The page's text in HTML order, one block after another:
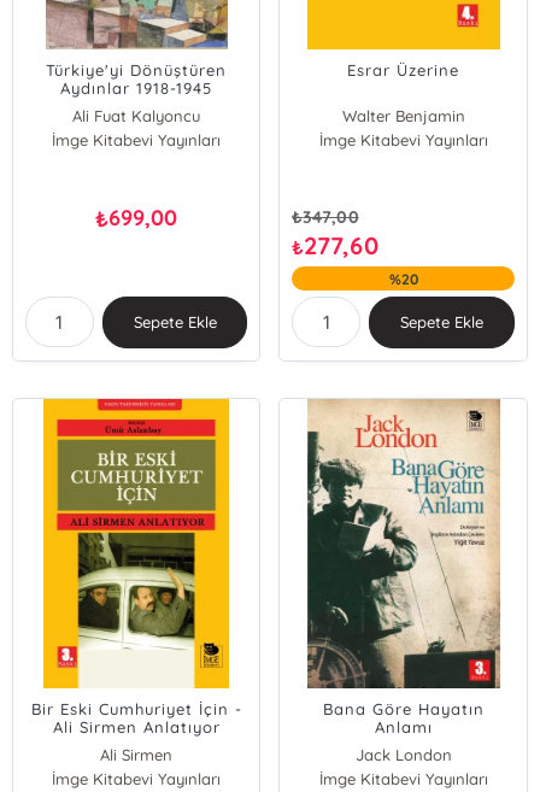
Türkiye'yi Dönüştüren
Aydınlar 1918-1945
;Almanların ve İkinci
Dünya Savaşı'nın Türkiye
Cumhuriyeti'ne Etkisi
Ali Fuat Kalyoncu
İmge Kitabevi Yayınları
₺699,00
Sepete Ekle
Esrar Üzerine
Walter Benjamin
İmge Kitabevi Yayınları
₺347,00
₺277,60
%20
Sepete Ekle
Bir Eski Cumhuriyet İçin -
Ali Sirmen Anlatıyor
Ali Sirmen
Ümit Aslanbay
İmge Kitabevi Yayınları
Bana Göre Hayatın
Anlamı
Jack London
İmge Kitabevi Yayınları